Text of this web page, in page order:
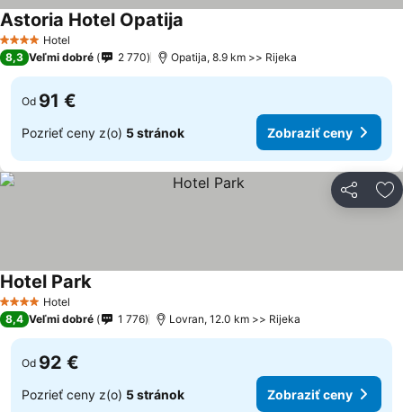
4 Počet hviezdičiek
Hotel
Astoria Hotel Opatija
8,3 Veľmi dobré 2 770 Opatija, 8.9 km >> Rijeka
Od 91 €
Pozrieť ceny z(o) 5 stránok Zobraziť ceny
Zdieľať
4 Počet hviezdičiek
Hotel
Hotel ParkZobraziť ceny
8,4 Veľmi dobré 1 776 Lovran, 12.0 km >> Rijeka
Od 92 €
Pozrieť ceny z(o) 5 stránok Zobraziť ceny